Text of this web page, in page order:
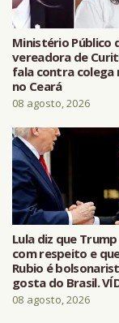
Ministério Público
vereadora de
fala contra colega
no Ceará
08 agosto, 2026
Lula diz que
com respeito e
Rubio é
gosta do Brasil.
08 agosto, 2026